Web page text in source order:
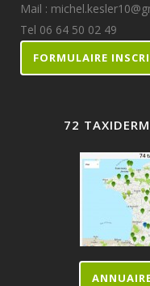
Mail :
Tel 06 64 50 02 49
FORMULAIRE
72